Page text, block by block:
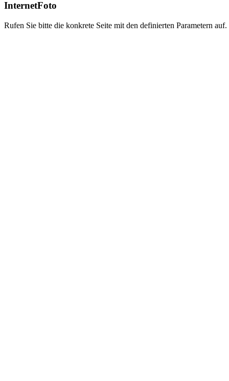
InternetFoto
Rufen Sie bitte die konkrete Seite mit den definierten Parametern auf.